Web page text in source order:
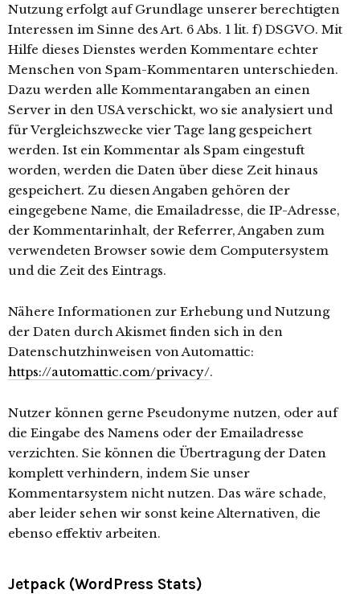
Nutzung erfolgt auf Grundlage unserer berechtigten
Interessen im Sinne des Art. 6 Abs. 1 lit. f) DSGVO. Mit
Hilfe dieses Dienstes werden Kommentare echter
Menschen von Spam-Kommentaren unterschieden.
Dazu werden alle Kommentarangaben an einen
Server in den USA verschickt, wo sie analysiert und
für Vergleichszwecke vier Tage lang gespeichert
werden. Ist ein Kommentar als Spam eingestuft
worden, werden die Daten über diese Zeit hinaus
gespeichert. Zu diesen Angaben gehören der
eingegebene Name, die Emailadresse, die IP-Adresse,
der Kommentarinhalt, der Referrer, Angaben zum
verwendeten Browser sowie dem Computersystem
und die Zeit des Eintrags.
Nähere Informationen zur Erhebung und Nutzung
der Daten durch Akismet finden sich in den
Datenschutzhinweisen von Automattic:
https://automattic.com/privacy/.
Nutzer können gerne Pseudonyme nutzen, oder auf
die Eingabe des Namens oder der Emailadresse
verzichten. Sie können die Übertragung der Daten
komplett verhindern, indem Sie unser
Kommentarsystem nicht nutzen. Das wäre schade,
aber leider sehen wir sonst keine Alternativen, die
ebenso effektiv arbeiten.
Jetpack (WordPress Stats)